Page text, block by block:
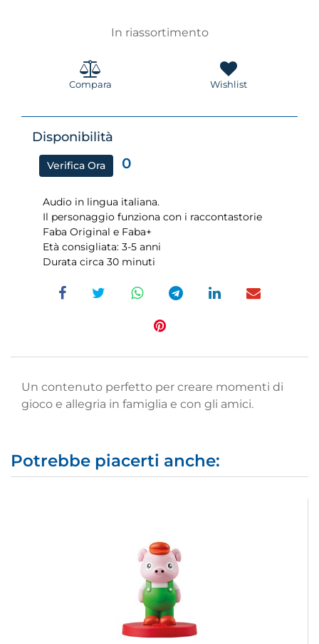
In riassortimento
Compara Wishlist
Disponibilità
Verifica Ora 0
Audio in lingua italiana.
Il personaggio funziona con i raccontastorie
Faba Original e Faba+
Età consigliata: 3-5 anni
Durata circa 30 minuti
Un contenuto perfetto per creare momenti di
gioco e allegria in famiglia e con gli amici.
Potrebbe piacerti anche: